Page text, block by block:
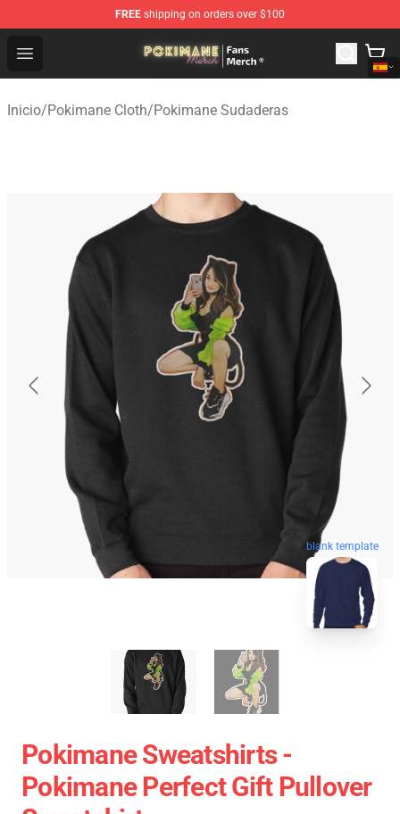
FREE shipping on orders over $100
Open menu
Pokimane Store - Official Pokimane Merchandise Shop
Inicio/Pokimane Cloth/Pokimane Sudaderas
blank template
Pokimane Sweatshirts -
Pokimane Perfect Gift Pullover